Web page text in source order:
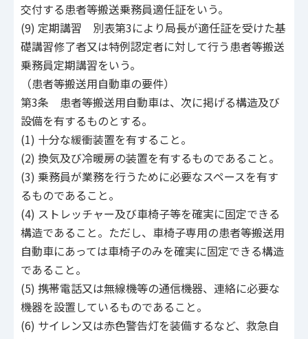
交付する患者等搬送乗務員適任証をいう。
(9) 定期講習 別表第3により局長が適任証を受けた基
礎講習修了者又は特例認定者に対して行う患者等搬送
乗務員定期講習をいう。
（患者等搬送用自動車の要件）
第3条 患者等搬送用自動車は、次に掲げる構造及び
設備を有するものとする。
(1) 十分な緩衝装置を有すること。
(2) 換気及び冷暖房の装置を有するものであること。
(3) 乗務員が業務を行うために必要なスペースを有す
るものであること。
(4) ストレッチャー及び車椅子等を確実に固定できる
構造であること。ただし、車椅子専用の患者等搬送用
自動車にあっては車椅子のみを確実に固定できる構造
であること。
(5) 携帯電話又は無線機等の通信機器、連絡に必要な
機器を設置しているものであること。
(6) サイレン又は赤色警告灯を装備するなど、救急自